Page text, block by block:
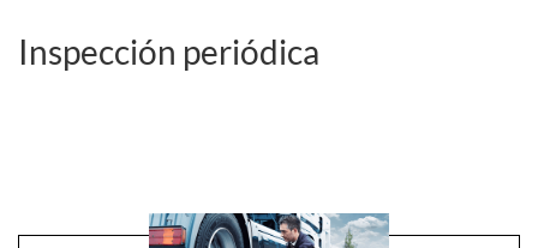
Inspección periódica